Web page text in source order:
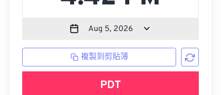
複製到剪貼簿
PDT